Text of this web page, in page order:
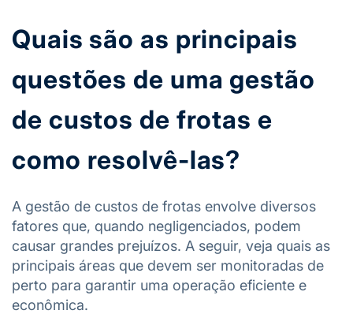
Quais são as principais
questões de uma gestão
de custos de frotas e
como resolvê-las?
A gestão de custos de frotas envolve diversos
fatores que, quando negligenciados, podem
causar grandes prejuízos. A seguir, veja quais as
principais áreas que devem ser monitoradas de
perto para garantir uma operação eficiente e
econômica.